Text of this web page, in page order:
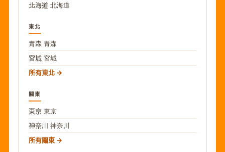
北海道 北海道
東北
青森 青森
宮城 宮城
所有東北
關東
東京 東京
神奈川 神奈川
所有關東